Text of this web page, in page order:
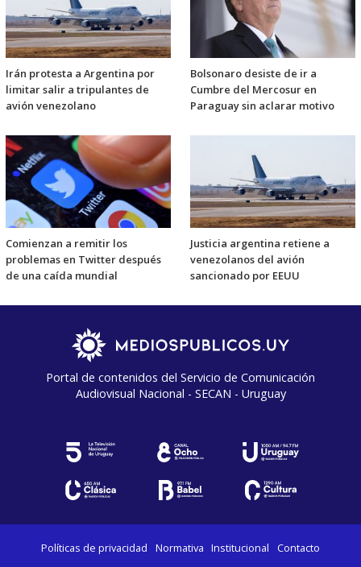
Irán protesta a Argentina por
limitar salir a tripulantes de
avión venezolano
Bolsonaro desiste de ir a
Cumbre del Mercosur en
Paraguay sin aclarar motivo
Comienzan a remitir los
problemas en Twitter después
de una caída mundial
Justicia argentina retiene a
venezolanos del avión
sancionado por EEUU
Portal de contenidos del Servicio de Comunicación
Audiovisual Nacional - SECAN - Uruguay
Políticas de privacidad Normativa Institucional Contacto